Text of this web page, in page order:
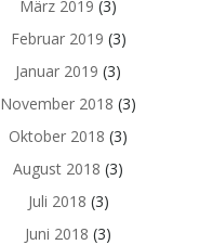
März 2019 (3)
Februar 2019 (3)
Januar 2019 (3)
November 2018 (3)
Oktober 2018 (3)
August 2018 (3)
Juli 2018 (3)
Juni 2018 (3)